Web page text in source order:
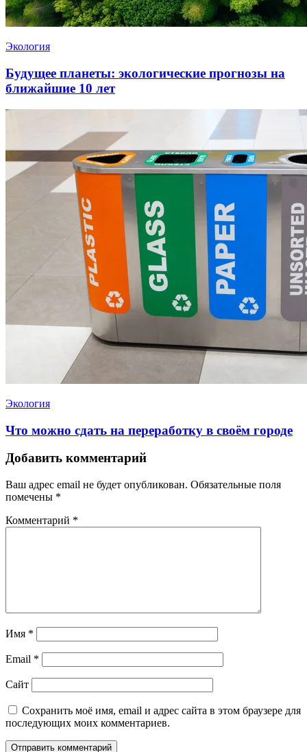
Экология
Будущее планеты: экологические прогнозы на
ближайшие 10 лет
Экология
Что можно сдать на переработку в своём городе
Добавить комментарий
Ваш адрес email не будет опубликован. Обязательные поля
помечены *
Комментарий *
Имя *
Email *
Сайт
Сохранить моё имя, email и адрес сайта в этом браузере для
последующих моих комментариев.